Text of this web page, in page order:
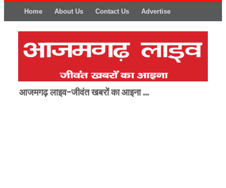
Home About Us Contact Us Advertise
आजमगढ़ लाइव-जीवंत खबरों का आइना ...